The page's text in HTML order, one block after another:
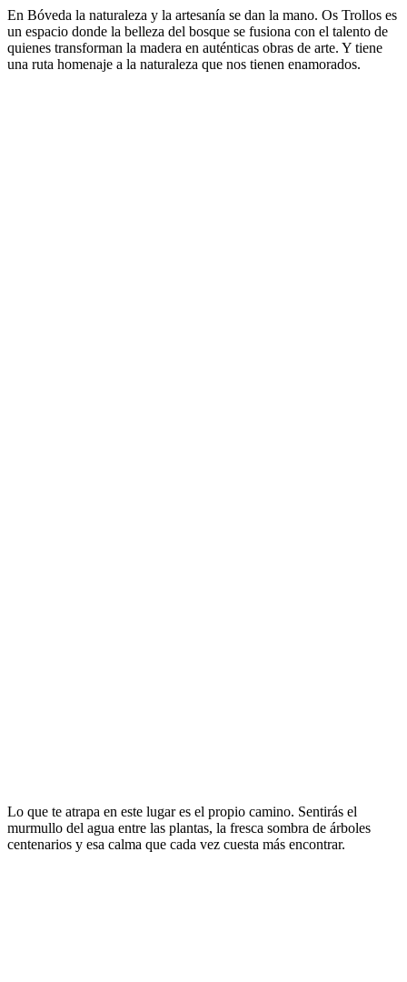
En Bóveda la naturaleza y la artesanía se dan la mano. Os Trollos es
un espacio donde la belleza del bosque se fusiona con el talento de
quienes transforman la madera en auténticas obras de arte. Y tiene
una ruta homenaje a la naturaleza que nos tienen enamorados.
Lo que te atrapa en este lugar es el propio camino. Sentirás el
murmullo del agua entre las plantas, la fresca sombra de árboles
centenarios y esa calma que cada vez cuesta más encontrar.